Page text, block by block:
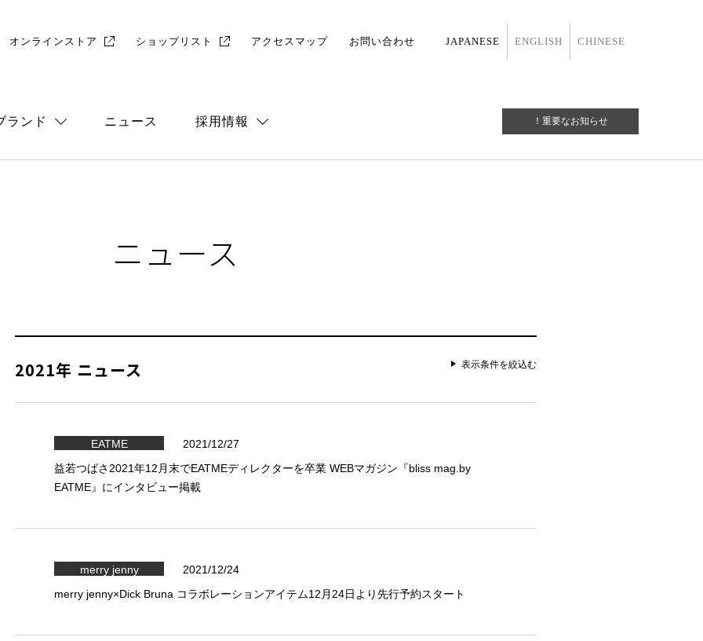
オンラインストア ショップリスト アクセスマップ お問い合わせ JAPANESE ENGLISH CHINESE
ランド ニュース 採用情報 ！重要なお知らせ
ニュース
2021年 ニュース 表示条件を絞込む
EATME
2021/12/27
益若つばさ2021年12月末でEATMEディレクターを卒業 WEBマガジン『bliss mag.by
EATME』にインタビュー掲載
merry jenny
2021/12/24
merry jenny×Dick Bruna コラボレーションアイテム12月24日より先行予約スタート